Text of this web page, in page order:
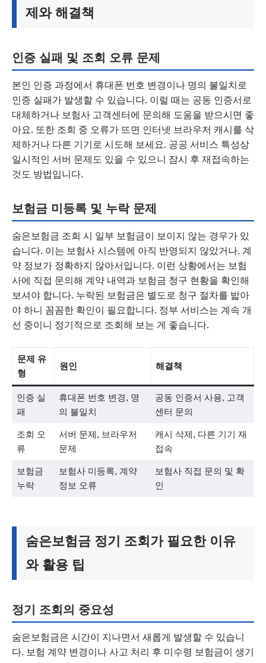
제와 해결책
인증 실패 및 조회 오류 문제
본인 인증 과정에서 휴대폰 번호 변경이나 명의 불일치로
인증 실패가 발생할 수 있습니다. 이럴 때는 공동 인증서로
대체하거나 보험사 고객센터에 문의해 도움을 받으시면 좋
아요. 또한 조회 중 오류가 뜨면 인터넷 브라우저 캐시를 삭
제하거나 다른 기기로 시도해 보세요. 공공 서비스 특성상
일시적인 서버 문제도 있을 수 있으니 잠시 후 재접속하는
것도 방법입니다.
보험금 미등록 및 누락 문제
숨은보험금 조회 시 일부 보험금이 보이지 않는 경우가 있
습니다. 이는 보험사 시스템에 아직 반영되지 않았거나, 계
약 정보가 정확하지 않아서입니다. 이런 상황에서는 보험
사에 직접 문의해 계약 내역과 보험금 청구 현황을 확인해
보셔야 합니다. 누락된 보험금은 별도로 청구 절차를 밟아
야 하니 꼼꼼한 확인이 필요합니다. 정부 서비스는 계속 개
선 중이니 정기적으로 조회해 보는 게 좋습니다.
문제 유
형
원인 해결책
인증 실
패
휴대폰 번호 변경, 명
의 불일치
공동 인증서 사용, 고객
센터 문의
조회 오
류
서버 문제, 브라우저
문제
캐시 삭제, 다른 기기 재
접속
보험금
누락
보험사 미등록, 계약
정보 오류
보험사 직접 문의 및 확
인
숨은보험금 정기 조회가 필요한 이유
와 활용 팁
정기 조회의 중요성
숨은보험금은 시간이 지나면서 새롭게 발생할 수 있습니
다. 보험 계약 변경이나 사고 처리 후 미수령 보험금이 생기